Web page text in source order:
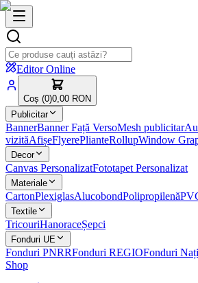
Editor Online
Coș (0)0,00 RON
Publicitar
BannerBanner Față VersoMesh publicitar
vizităAfișeFlyerePlianteRollupWindow
Decor
Canvas PersonalizatFototapet Personalizat
Materiale
CartonPlexiglasAlucobondPolipropilenă
Textile
TricouriHanoraceȘepci
Fonduri UE
Fonduri PNRRFonduri REGIOFonduri
Shop